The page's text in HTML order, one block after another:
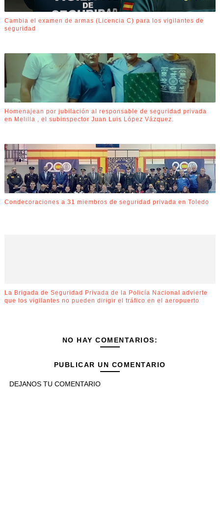
Cambia el examen de armas (Licencia C) para los vigilantes de
seguridad
Homenajean por jubilación al responsable de seguridad privada
en Melilla , el subinspector Juan Luis López Vázquez.
Condecoraciones a 31 miembros de seguridad privada en Toledo
La Brigada de Seguridad Privada de la Policía Nacional advierte
que los vigilantes no pueden dirigir el tráfico en el aeropuerto
NO HAY COMENTARIOS:
PUBLICAR UN COMENTARIO
DEJANOS TU COMENTARIO